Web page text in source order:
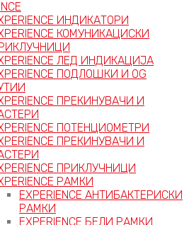
ИНДИКАТОРИ
КОМУНИКАЦИСКИ
ЛЕД ИНДИКАЦИЈА
ПОДЛОШКИ И OG
ПРЕКИНУВАЧИ И
ПОТЕНЦИОМЕТРИ
ПРЕКИНУВАЧИ И
ПРИКЛУЧНИЦИ
РАМКИ
EXPERIENCE АНТИБАКТЕРИСКИ
РАМКИ
EXPERIENCE БЕЛИ РАМКИ